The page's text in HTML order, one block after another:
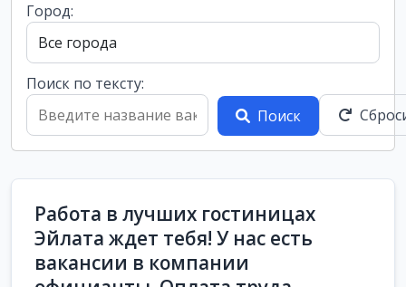
Город:
Поиск по тексту:
Поиск
Работа в лучших гостиницах
Эйлата ждет тебя! У нас есть
вакансии в компании